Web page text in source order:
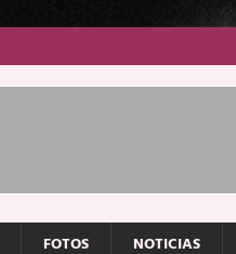
FOTOS NOTICIAS